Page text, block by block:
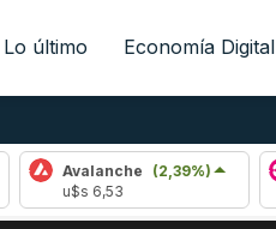
Lo último Economía Digital
Avalanche (2,39%)
u$s 6,53